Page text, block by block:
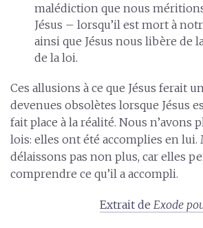
malédiction que nous
Jésus – lorsqu’il est mort à
ainsi que Jésus nous libère de
de la loi.
Ces allusions à ce que Jésus ferait
devenues obsolètes lorsque Jésus
fait place à la réalité. Nous n’avons
lois: elles ont été accomplies en lui.
délaissons pas non plus, car elles
comprendre ce qu’il a accompli.
Extrait de Exode